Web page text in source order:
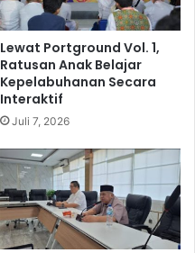
Lewat Portground Vol. 1,
Ratusan Anak Belajar
Kepelabuhanan Secara
Interaktif
Juli 7, 2026